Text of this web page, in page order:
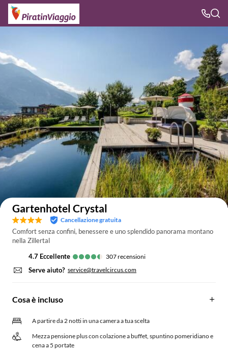
Visualizza nella mappa
Gartenhotel Crystal
Cancellazione gratuita
Comfort senza confini, benessere e uno splendido panorama montano
nella Zillertal
4.7
eccellente 307recensioni
Serve aiuto? service@travelcircus.com
Cosa è incluso
A partire da 2 notti in una camera a tua scelta
Mezza pensione plus con colazione a buffet, spuntino pomeridiano e
cena a 5 portate